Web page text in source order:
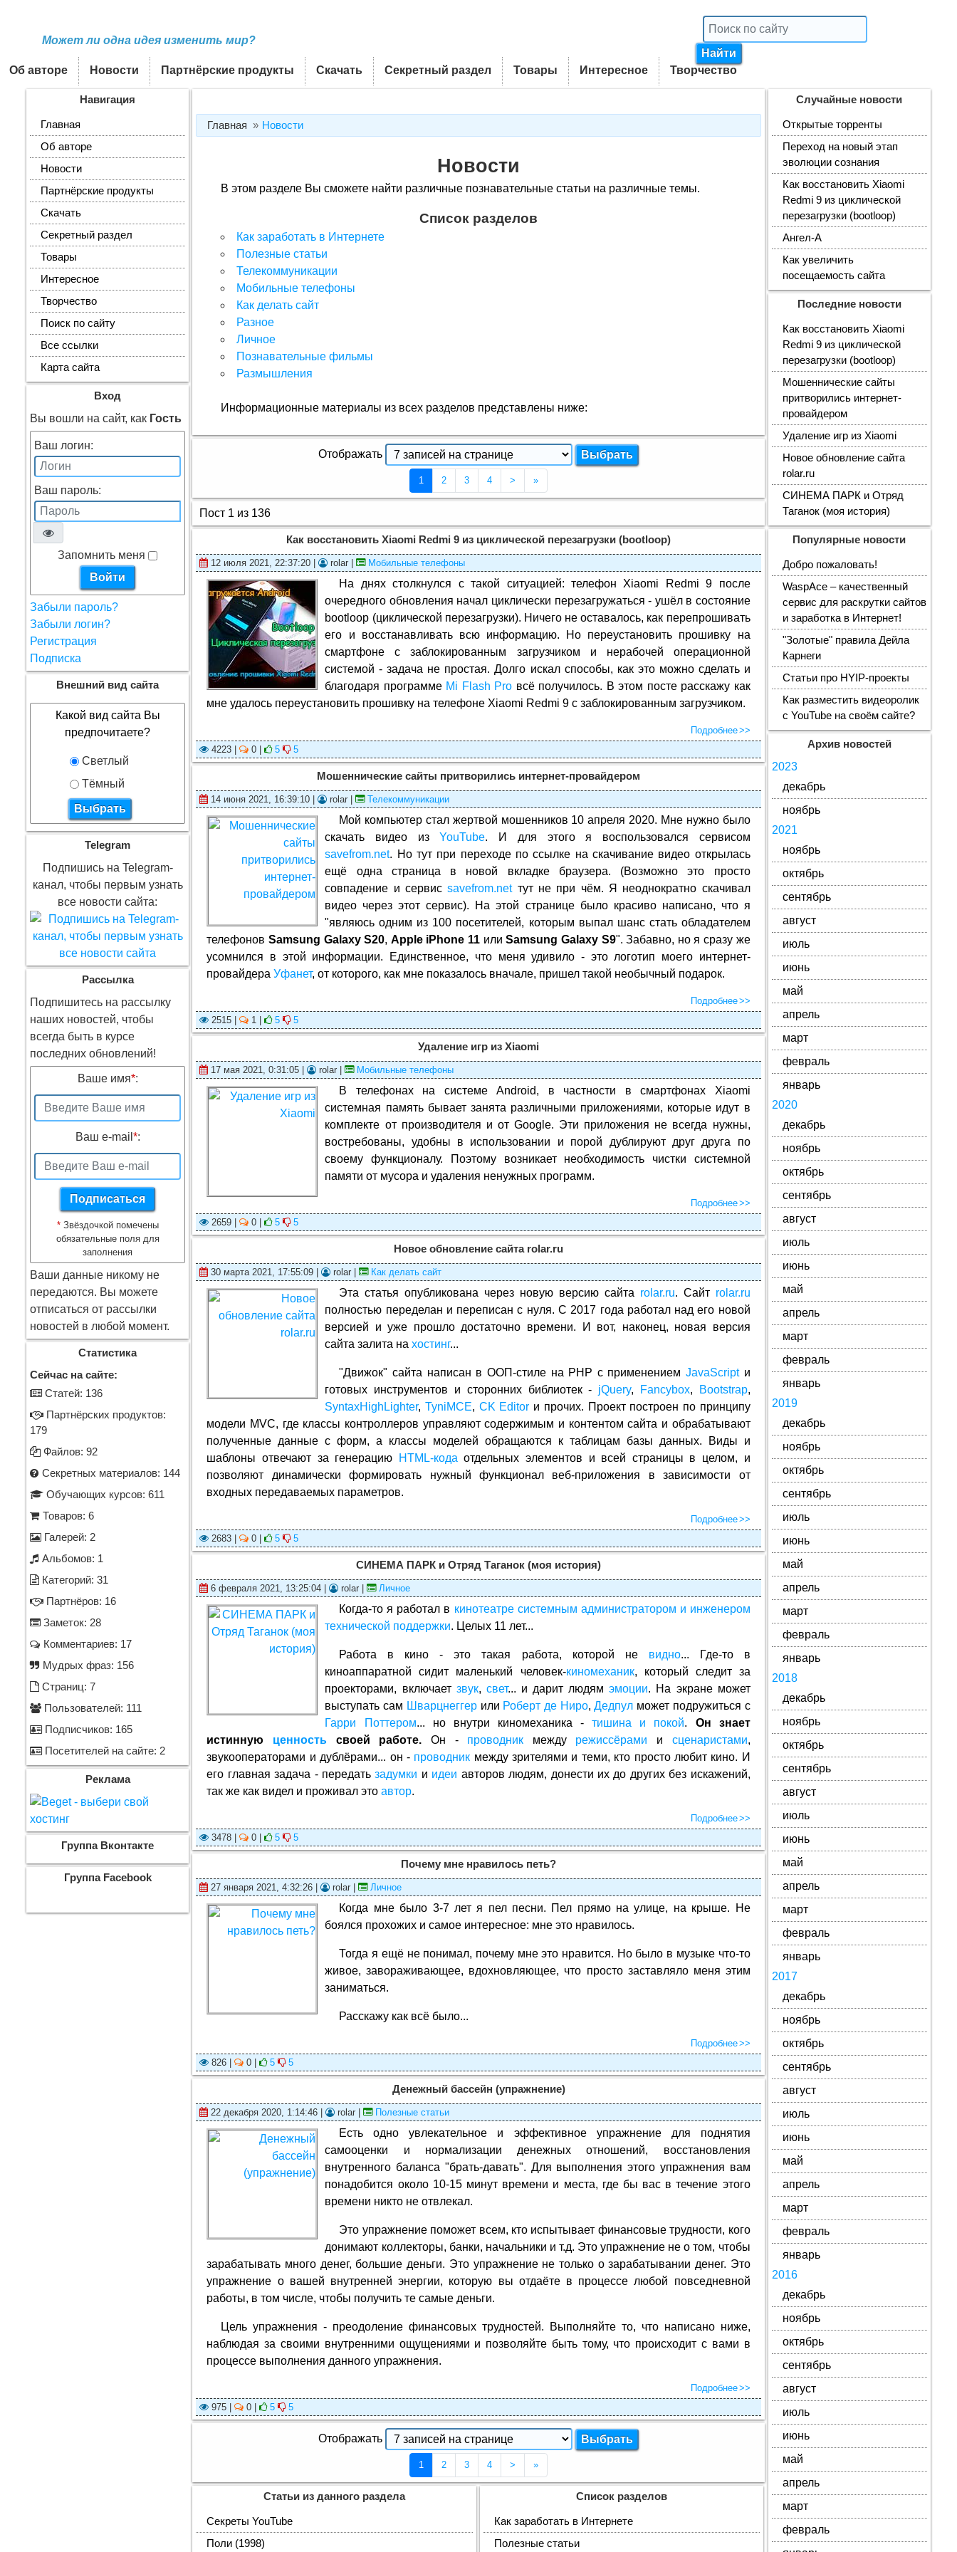
Может ли одна идея изменить мир?
Об авторе Новости Партнёрские продукты Скачать Секретный раздел Товары Интересное Творчество
Главная Новости
Новости
В этом разделе Вы сможете найти различные познавательные статьи на различные темы.
Список разделов
Как заработать в Интернете
Полезные статьи
Телекоммуникации
Мобильные телефоны
Как делать сайт
Разное
Личное
Познавательные фильмы
Размышления
Информационные материалы из всех разделов представлены ниже:
Отображать
1 (Текущая страница 1)
2 3 4 > »
Пост 1 из 136
Как восстановить Xiaomi Redmi 9 из циклической перезагрузки (bootloop)
12 июля 2021, 22:37:20 | rolar | Мобильные телефоны
На днях столкнулся с такой ситуацией: телефон Xiaomi Redmi 9 после
очередного обновления начал циклически перезагружаться - ушёл в состояние
bootloop (циклической перезагрузки). Ничего не оставалось, как перепрошивать
его и восстанавливать всю информацию. Но переустановить прошивку на
смартфоне с заблокированным загрузчиком и нерабочей операционной
системой - задача не простая. Долго искал способы, как это можно сделать и
благодаря программе Mi Flash Pro всё получилось. В этом посте расскажу как
мне удалось переустановить прошивку на телефоне Xiaomi Redmi 9 с заблокированным загрузчиком.
Подробнее
4223 |
0 | 5 5
Мошеннические сайты притворились интернет-провайдером
14 июня 2021, 16:39:10 | rolar | Телекоммуникации
Мой компьютер стал жертвой мошенников 10 апреля 2020. Мне нужно было
скачать видео изYouTube. И для этого я воспользовался сервисом
savefrom.net. Но тут при переходе по ссылке на скачивание видео открылась
ещё одна страница в новой вкладке браузера. (Возможно это просто
совпадение и сервисsavefrom.netтут не при чём. Я неоднократно скачивал
видео через этот сервис). На этой странице было красиво написано, что я
"являюсь одним из 100 посетителей, которым выпал шанс стать обладателем
телефоновSamsung Galaxy S20, Apple iPhone 11 илиSamsung Galaxy S9". Забавно, но я сразу же
усомнился в этой информации. Единственное, что меня удивило - это логотип моего интернет-
провайдераУфанет, от которого, как мне показалось вначале, пришел такой необычный подарок.
Подробнее
2515 |
1 | 5 5
Удаление игр из Xiaomi
17 мая 2021, 0:31:05 | rolar | Мобильные телефоны
В телефонах на системе Android, в частности в смартфонах Xiaomi
системная память бывает занята различными приложениями, которые идут в
комплекте от производителя и от Google. Эти приложения не всегда нужны,
востребованы, удобны в использовании и порой дублируют друг друга по
своему функционалу. Поэтому возникает необходимость чистки системной
памяти от мусора и удаления ненужных программ.
Подробнее
2659 |
0 | 5 5
Новое обновление сайта rolar.ru
30 марта 2021, 17:55:09 | rolar | Как делать сайт
Эта статья опубликована через новую версию сайта rolar.ru. Сайт rolar.ru
полностью переделан и переписан с нуля. C 2017 года работал над его новой
версией и уже прошло достаточно времени. И вот, наконец, новая версия
сайта залита нахостинг...
"Движок" сайта написан в ООП-стиле на PHP с применением JavaScriptи
готовых инструментов и сторонних библиотек - jQuery, Fancybox, Bootstrap,
SyntaxHighLighter,TyniMCE, CK Editor и прочих. Проект построен по принципу
модели MVC, где классы контроллеров управляют содержимым и контентом сайта и обрабатывают
полученные данные с форм, а классы моделей обращаются к таблицам базы данных. Виды и
шаблоны отвечают за генерацию
HTML-кода отдельных элементов и всей страницы в целом, и
позволяют динамически формировать нужный функционал веб-приложения в зависимости от
входных передаваемых параметров.
Подробнее
2683 |
0 | 5 5
СИНЕМА ПАРК и Отряд Таганок (моя история)
6 февраля 2021, 13:25:04 | rolar | Личное
Когда-то я работал в кинотеатре системным администратором и инженером
технической поддержки. Целых 11 лет...
Работа в кино - это такая работа, которой не видно... Где-то в
киноаппаратной сидит маленький человек-киномеханик, который следит за
проекторами, включает звук, свет... и дарит людямэмоции. На экране может
выступать сам Шварцнеггерили Роберт де Ниро,Дедпул может подружиться с
Гарри Поттером... но внутри киномеханика -тишина и покой. Он знает
истинную ценность своей работе. Он - проводник между режиссёрами и сценаристами,
звукооператорами и дублёрами... он - проводник между зрителями и теми, кто просто любит кино. И
его главная задача - передатьзадумки и идеи авторов людям, донести их до других без искажений,
так же как видел и проживал этоавтор.
Подробнее
3478 |
0 | 5 5
Почему мне нравилось петь?
27 января 2021, 4:32:26 | rolar | Личное
Когда мне было 3-7 лет я пел песни. Пел прямо на улице, на крыше. Не
боялся прохожих и самое интересное: мне это нравилось.
Тогда я ещё не понимал, почему мне это нравится. Но было в музыке что-то
живое, завораживающее, вдохновляющее, что просто заставляло меня этим
заниматься.
Расскажу как всё было...
Подробнее
826 |
0 | 5 5
Денежный бассейн (упражнение)
22 декабря 2020, 1:14:46 | rolar | Полезные статьи
Есть одно увлекательное и эффективное упражнение для поднятия
самооценки и нормализации денежных отношений, восстановления
внутренного баланса "брать-давать". Для выполнения этого упражнения вам
понадобится около 10-15 минут времени и места, где бы вас в течение этого
времени никто не отвлекал.
Это упражнение поможет всем, кто испытывает финансовые трудности, кого
донимают коллекторы, банки, начальники и т.д. Это упражнение не о том, чтобы
зарабатывать много денег, большие деньги. Это упражнение не только о зарабатывании денег. Это
упражнение о вашей внутренней энергии, которую вы отдаёте в процессе любой повседневной
работы, в том числе, чтобы получить те самые деньги.
Цель упражнения - преодоление финансовых трудностей. Выполняйте то, что написано ниже,
наблюдая за своими внутренними ощущениями и позволяйте быть тому, что происходит с вами в
процессе выполнения данного упражнения.
Подробнее
975 |
0 | 5 5
Отображать
1 (Текущая страница 1)
2 3 4 > »
Статьи из данного раздела
Секреты YouTube
Поли (1998)
Список разделов
Как заработать в Интернете
Полезные статьи
Навигация
Главная
Об авторе
Новости
Партнёрские продукты
Скачать
Секретный раздел
Товары
Интересное
Творчество
Поиск по сайту
Все ссылки
Карта сайта
Вход
Вы вошли на сайт, как Гость
Ваш логин:
Ваш пароль:
Запомнить меня
Забыли пароль?
Забыли логин?
Регистрация
Подписка
Внешний вид сайта
Какой вид сайта Вы
предпочитаете?
Светлый
Тёмный
Telegram
Подпишись на Telegram-
канал, чтобы первым узнать
все новости сайта:
Рассылка
Подпишитесь на рассылку
наших новостей, чтобы
всегда быть в курсе
последних обновлений!
Ваше имя*:
Ваш e-mail *:
*Звёздочкой помечены
обязательные поля для
заполнения
Ваши данные никому не
передаются. Вы можете
отписаться от рассылки
новостей в любой момент.
Статистика
Сейчас на сайте:
Cтатей: 136
Партнёрских продуктов:
179
Файлов: 92
Секретных материалов: 144
Обучающих курсов: 611
Товаров: 6
Галерей: 2
Альбомов: 1
Категорий: 31
Партнёров: 16
Заметок: 28
Комментариев: 17
Мудрых фраз: 156
Страниц: 7
Пользователей: 111
Подписчиков: 165
Посетителей на сайте: 2
Реклама
Группа Вконтакте
Группа Facebook
Случайные новости
Открытые торренты
Переход на новый этап
эволюции сознания
Как восстановить Xiaomi
Redmi 9 из циклической
перезагрузки (bootloop)
Ангел-А
Как увеличить
посещаемость сайта
Последние новости
Как восстановить Xiaomi
Redmi 9 из циклической
перезагрузки (bootloop)
Мошеннические сайты
притворились интернет-
провайдером
Удаление игр из Xiaomi
Новое обновление сайта
rolar.ru
СИНЕМА ПАРК и Отряд
Таганок (моя история)
Популярные новости
Добро пожаловать!
WaspAce – качественный
сервис для раскрутки сайтов
и заработка в Интернет!
"Золотые" правила Дейла
Карнеги
Статьи про HYIP-проекты
Как разместить видеоролик
с YouTube на своём сайте?
Архив новостей
2023
декабрь
ноябрь
2021
ноябрь
октябрь
сентябрь
август
июль
июнь
май
апрель
март
февраль
январь
2020
декабрь
ноябрь
октябрь
сентябрь
август
июль
июнь
май
апрель
март
февраль
январь
2019
декабрь
ноябрь
октябрь
сентябрь
июль
июнь
май
апрель
март
февраль
январь
2018
декабрь
ноябрь
октябрь
сентябрь
август
июль
июнь
май
апрель
март
февраль
январь
2017
декабрь
ноябрь
октябрь
сентябрь
август
июль
июнь
май
апрель
март
февраль
январь
2016
декабрь
ноябрь
октябрь
сентябрь
август
июль
июнь
май
апрель
март
февраль